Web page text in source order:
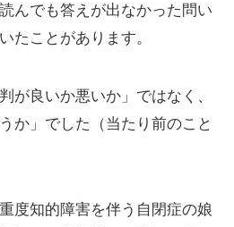
んでも答えが出なかった問い
たことがあります。
が良いか悪いか」ではなく、
か」でした（当たり前のこと
度知的障害を伴う自閉症の娘